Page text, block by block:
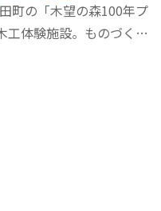
町の「木望の森100年プ
工体験施設。ものづくり